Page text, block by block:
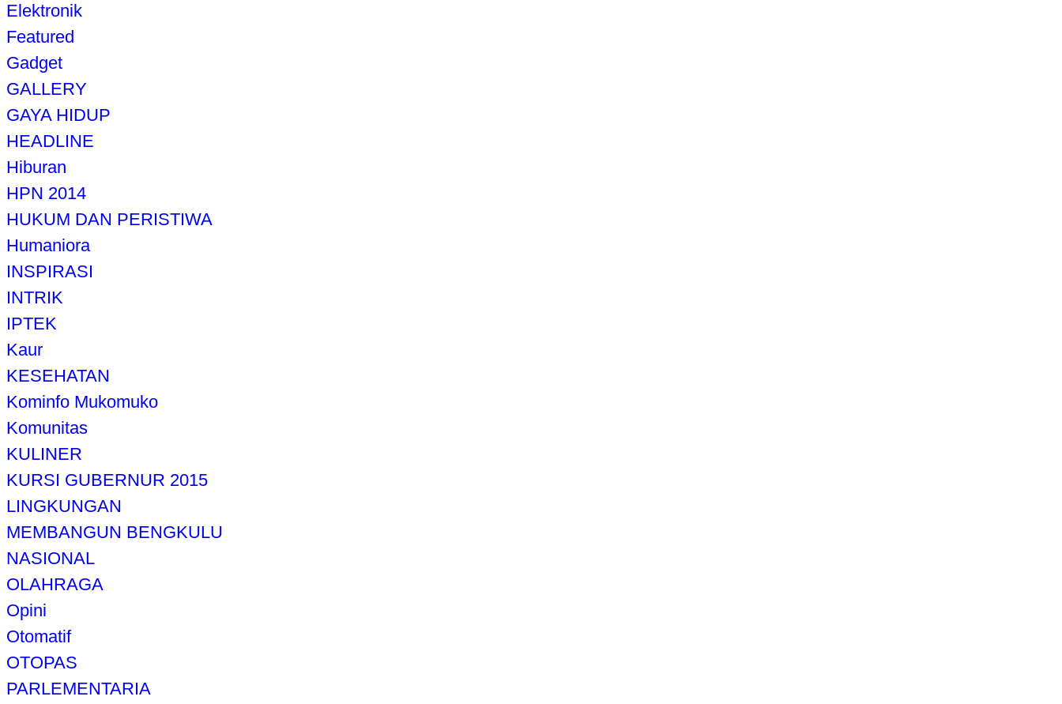
Elektronik
Featured
Gadget
GALLERY
GAYA HIDUP
HEADLINE
Hiburan
HPN 2014
HUKUM DAN PERISTIWA
Humaniora
INSPIRASI
INTRIK
IPTEK
Kaur
KESEHATAN
Kominfo Mukomuko
Komunitas
KULINER
KURSI GUBERNUR 2015
LINGKUNGAN
MEMBANGUN BENGKULU
NASIONAL
OLAHRAGA
Opini
Otomatif
OTOPAS
PARLEMENTARIA